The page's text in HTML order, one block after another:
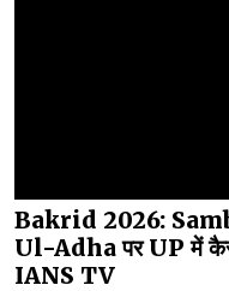
Bakrid 2026:
Ul-Adha पर UP में
IANS TV